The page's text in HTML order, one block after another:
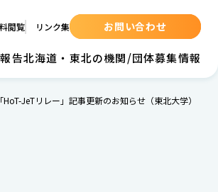
閲覧 リンク集 お問い合わせ
告北海道・東北の機関/団体募集情報
「HoT-JeTリレー」記事更新のお知らせ（東北大学）